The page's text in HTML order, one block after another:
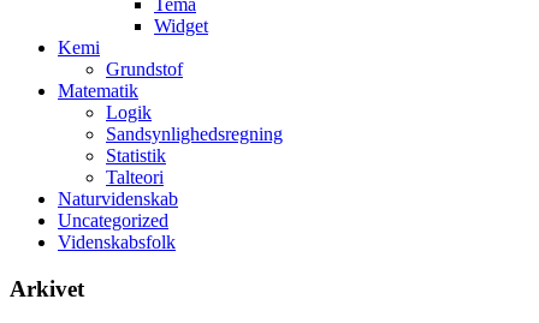
Tema
Widget
Kemi
Grundstof
Matematik
Logik
Sandsynlighedsregning
Statistik
Talteori
Naturvidenskab
Uncategorized
Videnskabsfolk
Arkivet